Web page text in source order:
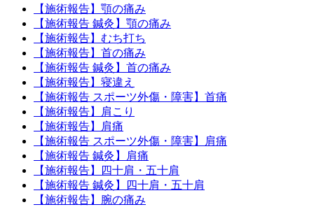
【施術報告】顎の痛み
【施術報告 鍼灸】顎の痛み
【施術報告】むち打ち
【施術報告】首の痛み
【施術報告 鍼灸】首の痛み
【施術報告】寝違え
【施術報告 スポーツ外傷・障害】首痛
【施術報告】肩こり
【施術報告】肩痛
【施術報告 スポーツ外傷・障害】肩痛
【施術報告 鍼灸】肩痛
【施術報告】四十肩・五十肩
【施術報告 鍼灸】四十肩・五十肩
【施術報告】腕の痛み